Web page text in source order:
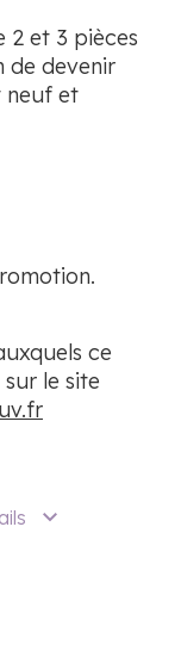
2 et 3 pièces
de devenir
neuf et
.
ce
le site